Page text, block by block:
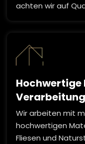
achten wir auf
Verarbeitung
Wir arbeiten mit
hochwertigen
Fliesen und